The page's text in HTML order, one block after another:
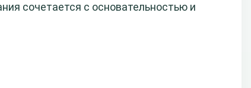
сочетается с основательностью и